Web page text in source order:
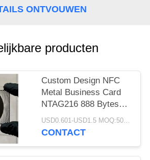
ONTVOUWEN
producten
Custom Design NFC
Metal Business Card
NTAG216 888 Bytes
13.56MHz RFID
Roestvrij Staal Metalen
USD0.601-USD1.5 MOQ:500 stuks
CONTACT